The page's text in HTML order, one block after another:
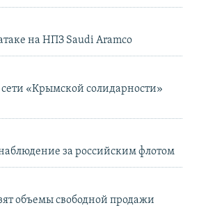
на НПЗ Saudi Aramco
«Крымской солидарности»
за российским флотом
объемы свободной продажи